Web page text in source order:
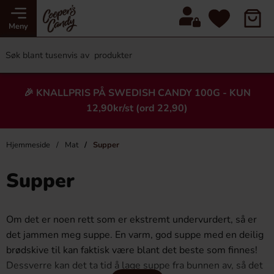
Meny
🎉 KNALLPRIS PÅ SWEDISH CANDY 100G - KUN
12,90kr/st (ord 22,90)
Hjemmeside Mat Supper
Supper
Om det er noen rett som er ekstremt undervurdert, så er
det jammen meg suppe. En varm, god suppe med en deilig
brødskive til kan faktisk være blant det beste som finnes!
Dessverre kan det ta tid å lage suppe fra bunnen av, så det